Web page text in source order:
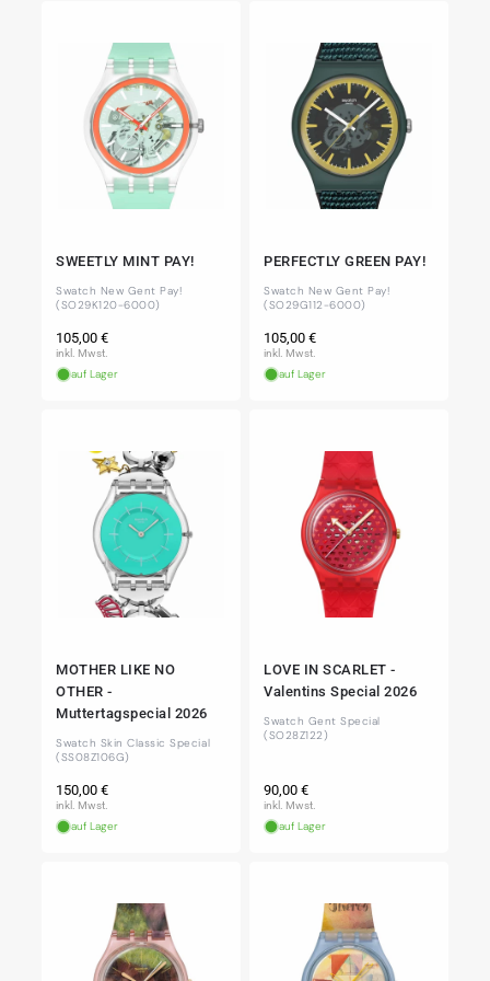
SWEETLY MINT PAY!
Swatch New Gent Pay!
(SO29K120-6000)
Normaler
Preis
105,00 €
inkl. Mwst.
auf Lager
PERFECTLY GREEN PAY!
Swatch New Gent Pay!
(SO29G112-6000)
Normaler
Preis
105,00 €
inkl. Mwst.
auf Lager
MOTHER LIKE NO
OTHER -
Muttertagspecial 2026
Swatch Skin Classic Special
(SS08Z106G)
Normaler
Preis
150,00 €
inkl. Mwst.
auf Lager
LOVE IN SCARLET -
Valentins Special 2026
Swatch Gent Special
(SO28Z122)
Normaler
Preis
90,00 €
inkl. Mwst.
auf Lager